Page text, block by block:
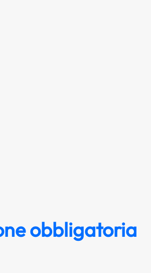
obbligatoria